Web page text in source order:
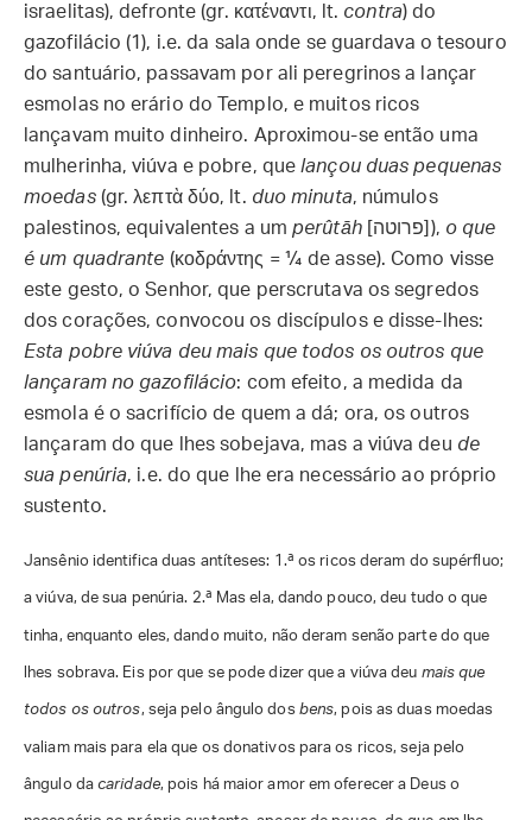
israelitas), defronte (gr. κατέναντι, lt. contra) do
gazofilácio (1), i.e. da sala onde se guardava o tesouro
do santuário, passavam por ali peregrinos a lançar
esmolas no erário do Templo, e muitos ricos
lançavam muito dinheiro. Aproximou-se então uma
mulherinha, viúva e pobre, quelançou duas pequenas
moedas(gr. λεπτὰ δύο, lt. duo minuta, númulos
palestinos, equivalentes a umperûtāh [פרוטה]), o que
é um quadrante (κοδράντης = ¼ de asse). Como visse
este gesto, o Senhor, que perscrutava os segredos
dos corações, convocou os discípulos e disse-lhes:
Esta pobre viúva deu mais que todos os outros que
lançaram no gazofilácio: com efeito, a medida da
esmola é o sacrifício de quem a dá; ora, os outros
lançaram do que lhes sobejava, mas a viúva deu de
sua penúria, i.e. do que lhe era necessário ao próprio
sustento.
Jansênio identifica duas antíteses: 1.ª os ricos deram do supérfluo;
a viúva, de sua penúria. 2.ª Mas ela, dando pouco, deu tudo o que
tinha, enquanto eles, dando muito, não deram senão parte do que
lhes sobrava. Eis por que se pode dizer que a viúva deu mais que
todos os outros, seja pelo ângulo dos bens, pois as duas moedas
valiam mais para ela que os donativos para os ricos, seja pelo
ângulo da caridade, pois há maior amor em oferecer a Deus o